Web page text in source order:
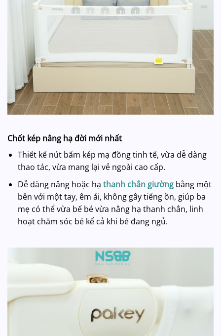
Chốt kép nâng hạ đời mới nhất
Thiết kế nút bấm kép mạ đồng tinh tế, vừa dễ dàng
thao tác, vừa mang lại vẻ ngoài cao cấp.
Dễ dàng nâng hoặc hạ thanh chắn giườngbằng một
bên với một tay, êm ái, không gây tiếng ồn, giúp ba
mẹ có thể vừa bế bé vừa nâng hạ thanh chắn, linh
hoạt chăm sóc bé kể cả khi bé đang ngủ.